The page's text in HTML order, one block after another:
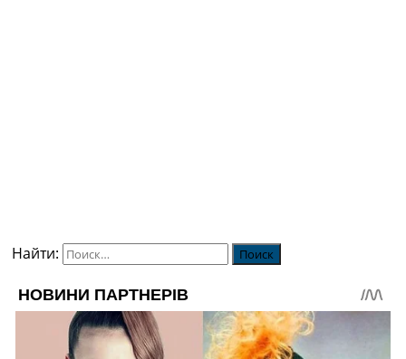
Найти: